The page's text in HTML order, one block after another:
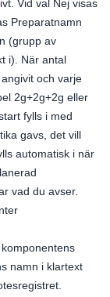
Vid val Nej visas
Preparatnamn
(grupp av
i). När antal
och varje
2g+2g+2g eller
fylls i med
gavs, det vill
automatisk i när
vad du avser.
namn i klartext